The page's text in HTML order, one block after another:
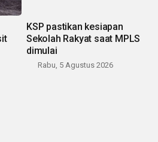
KSP pastikan kesiapan
Sekolah Rakyat saat MPLS
dimulai
Rabu, 5 Agustus 2026